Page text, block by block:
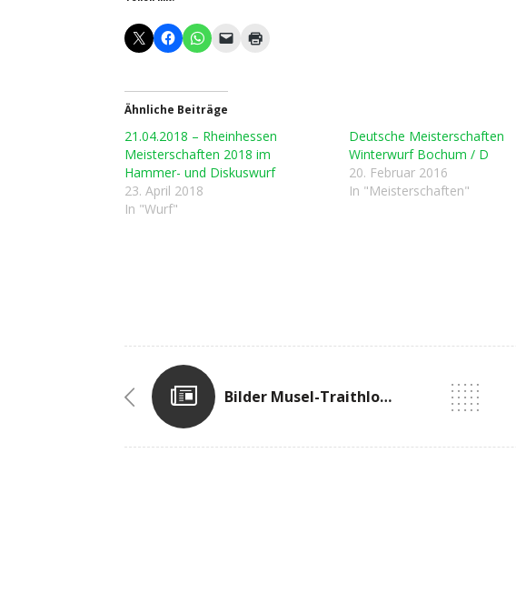
Ähnliche Beiträge
21.04.2018 – Rheinhessen
Meisterschaften 2018 im
Hammer- und Diskuswurf
23. April 2018
In "Wurf"
Deutsche Meisterschaften
Winterwurf Bochum / D
20. Februar 2016
In "Meisterschaften"
Bilder Musel-Traithlon Online